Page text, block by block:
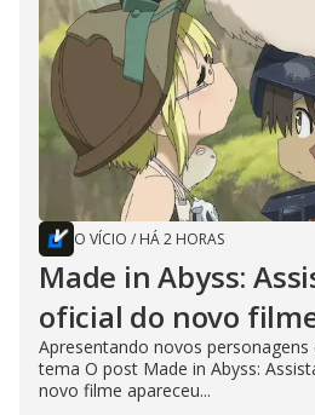
O VÍCIO / HÁ 2 HORAS
Made in Abyss:
oficial do novo
Apresentando novos personagens
tema O post Made in Abyss:
novo filme apareceu...